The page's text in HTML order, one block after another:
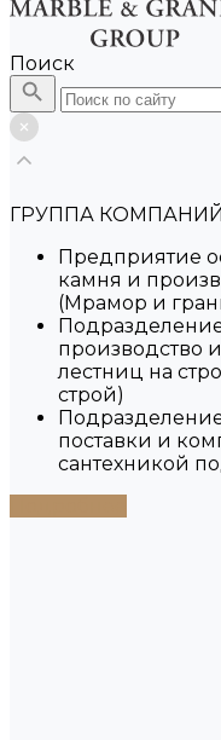
Поиск
ГРУППА
Предприятие
камня и
(Мрамор и
производство
лестниц на
строй)
поставки и
сантехникой